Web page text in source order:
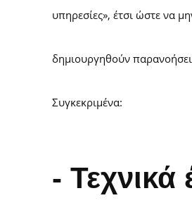
υπηρεσίες», έτσι ώστε να
δημιουργηθούν
Συγκεκριμένα:
- Τεχνικά